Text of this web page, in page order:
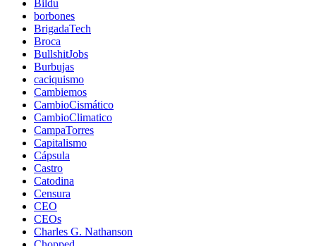
Bildu
borbones
BrigadaTech
Broca
BullshitJobs
Burbujas
caciquismo
Cambiemos
CambioCismático
CambioClimatico
CampaTorres
Capitalismo
Cápsula
Castro
Catodina
Censura
CEO
CEOs
Charles G. Nathanson